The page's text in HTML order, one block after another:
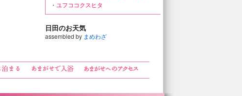
・ ユフココクスヒタ
日田のお天気
assembled by まめわざ